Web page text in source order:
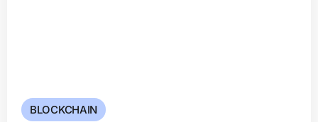
BLOCKCHAIN